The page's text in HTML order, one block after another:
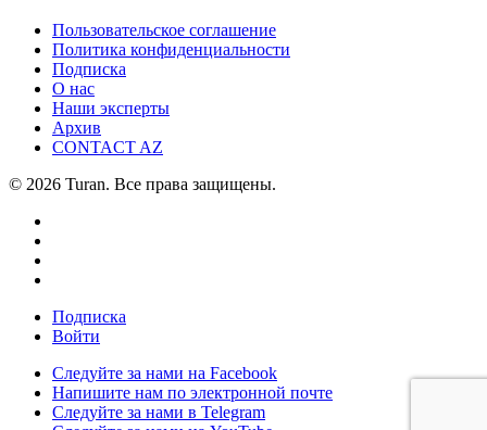
Пользовательское соглашение
Политика конфиденциальности
Подписка
О нас
Наши эксперты
Архив
CONTACT AZ
© 2026 Turan. Все права защищены.
Подписка
Войти
Следуйте за нами на Facebook
Напишите нам по электронной почте
Следуйте за нами в Telegram